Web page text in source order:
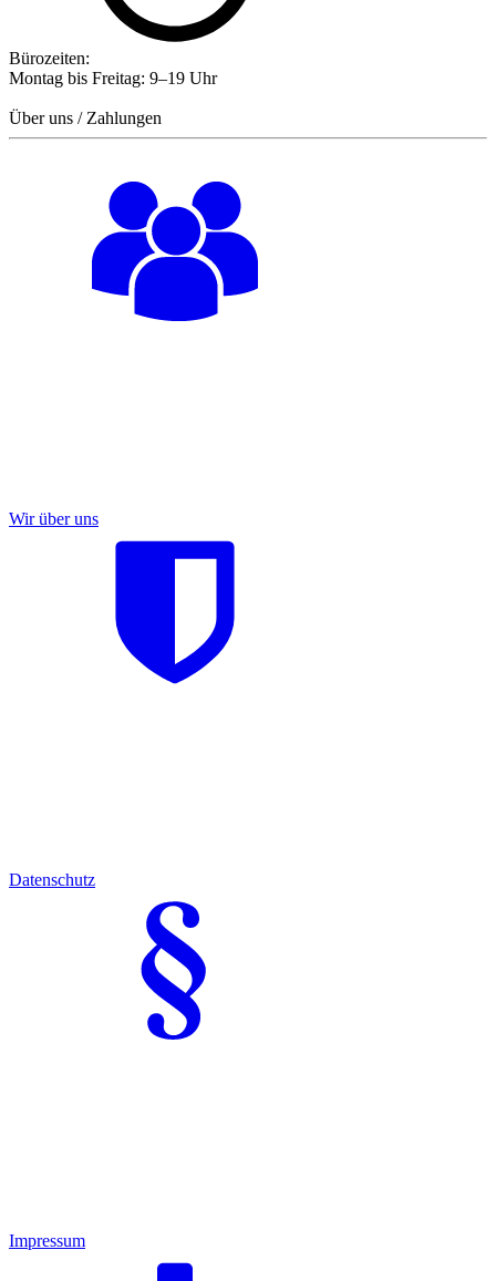
Bürozeiten:
Montag bis Freitag: 9–19 Uhr
Über uns / Zahlungen
Wir über uns
Datenschutz
Impressum